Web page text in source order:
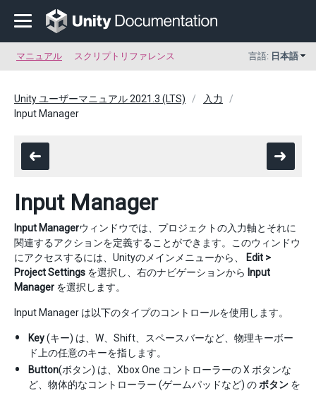
マニュアル スクリプトリファレンス 言語: 日本語
Unity ユーザーマニュアル 2021.3 (LTS)
入力
Input Manager
Input Manager
Input Managerウィンドウでは、プロジェクトの入力軸とそれに
関連するアクションを定義することができます。このウィンドウ
にアクセスするには、Unityのメインメニューから、
Edit >
Project Settings を選択し、右のナビゲーションから Input
Manager を選択します。
Input Manager は以下のタイプのコントロールを使用します。
Key(キー) は、W、Shift、スペースバーなど、物理キーボー
ド上の任意のキーを指します。
Button(ボタン) は、Xbox One コントローラーの X ボタンな
ど、物体的なコントローラー (ゲームパッドなど) の ボタン を